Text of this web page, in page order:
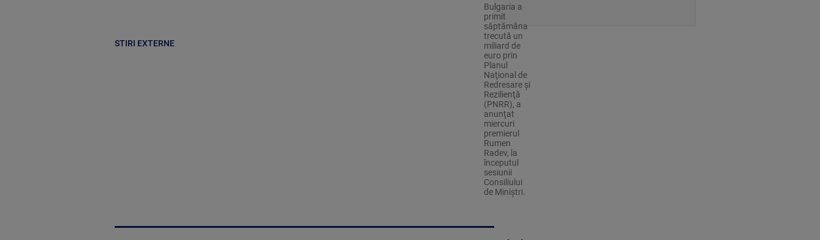
STIRI EXTERNE
Bulgaria a
primit
săptămâna
trecută un
miliard de
euro prin
Planul
Naţional de
Redresare şi
Rezilienţă
(PNRR), a
anunţat
miercuri
premierul
Rumen
Radev, la
începutul
sesiunii
Consiliului
de Miniştri.